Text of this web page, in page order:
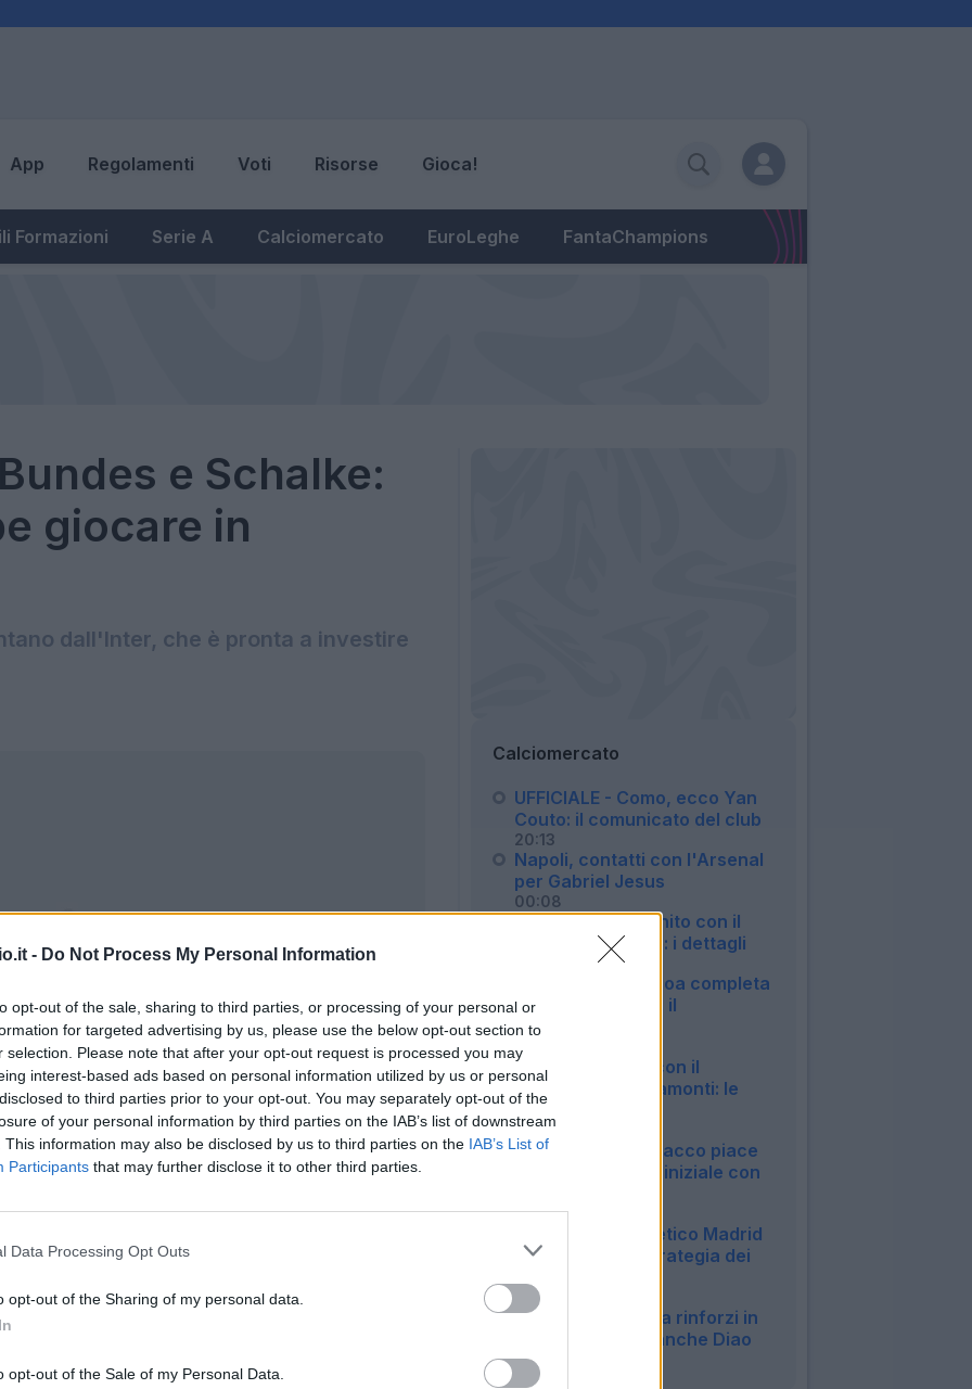
- Do Not Process My Personal Information
opt-out of the sale, sharing to third parties, or processing of your personal or
for targeted advertising by us, please use the below opt-out section to
selection. Please note that after your opt-out request is processed you may
interest-based ads based on personal information utilized by us or personal
to third parties prior to your opt-out. You may separately opt-out of the
of your personal information by third parties on the IAB’s list of downstream
This information may also be disclosed by us to third parties on the IAB’s List of
Participants that may further disclose it to other third parties.
Data Processing Opt Outs
opt-out of the Sharing of my personal data.
opt-out of the Sale of my Personal Data.
App Regolamenti Voti Risorse Gioca!
Formazioni Serie A Calciomercato EuroLeghe FantaChampions
e Schalke:
giocare in
dall'Inter, che è pronta a investire
(Getty Images)
il futuro diXherdan Shaqiri, che
della squadra sembra sempre più
trattativa con lo Schalke è ormai
svizzero ha parlato ai microfoni di
ritorno in Bundesliga sarebbe sicuramente
è una grande squadra
Per ora sono un giocatore dell’Inter,
Calciomercato
UFFICIALE - Como, ecco Yan
Couto: il comunicato del club
20:13
Napoli, contatti con l'Arsenal
per Gabriel Jesus
00:08
Parma, tutto definito con il
Tigre per Romero: i dettagli
UFFICIALE - Il Genoa completa
l'acquisto di Sow: il
comunicato
21:33
Lazio, trattativa con il
Sassuolo per Pinamonti: le
ultime
20:51
Bologna, per l'attacco piace
Piccoli: trattativa iniziale con
19:37
Inter, allarme Atletico Madrid
per Romero: la strategia dei
17:02
Atalanta, caccia a rinforzi in
attacco: spunta anche Diao
15:45